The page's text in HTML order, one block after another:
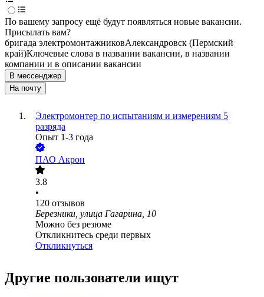
По вашему запросу ещё будут появляться новые вакансии.
Присылать вам?
бригада электромонтажниковАлександровск (Пермский
край)Ключевые слова в названии вакансии, в названии
компании и в описании вакансии
В мессенджер
На почту
Электромонтер по испытаниям и измерениям 5
разряда
Опыт 1-3 года
ПАО Акрон
3.8
•
120 отзывов
Березники, улица Гагарина, 10
Можно без резюме
Откликнитесь среди первых
Откликнуться
Другие пользователи ищут